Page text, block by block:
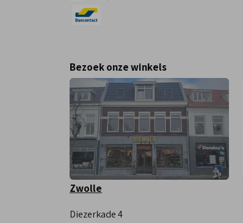
Bezoek onze winkels
Zwolle
Diezerkade 4